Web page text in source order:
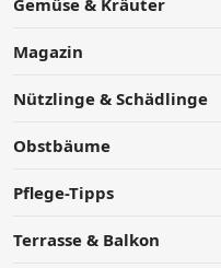
Gemüse & Kräuter
Magazin
Nützlinge & Schädlinge
Obstbäume
Pflege-Tipps
Terrasse & Balkon